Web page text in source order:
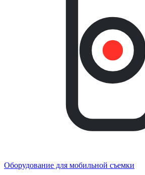
Оборудование для мобильной съемки